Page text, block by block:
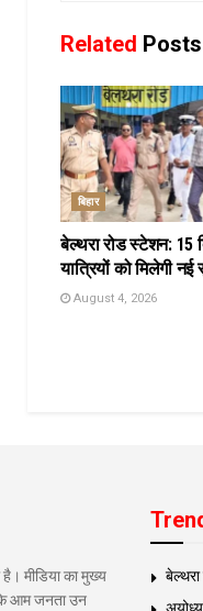
Related Posts
बिहार
बेल्थरा रोड स्टेशन: 15
यात्रियों को मिलेगी नई
August 4, 2026
मीडिया का मुख्य
आम जनता उन